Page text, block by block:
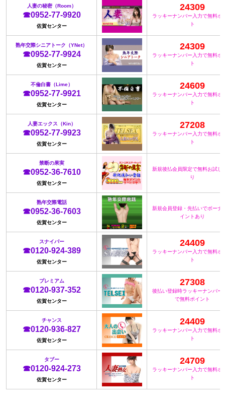
人妻の秘密（Room）
☎0952-77-9920
佐賀センター
24309
ラッキーナンバー入力で無料ポ
ト
熟年交際シニアトーク（YNet）
☎0952-77-9924
佐賀センター
24309
ラッキーナンバー入力で無料ポ
ト
不倫白書（Lime）
☎0952-77-9921
佐賀センター
24609
ラッキーナンバー入力で無料ポ
ト
人妻エックス（Kin）
☎0952-77-9923
佐賀センター
27208
ラッキーナンバー入力で無料ポ
ト
禁断の果実
☎0952-36-7610
佐賀センター
新規後払会員限定で無料お試し
り
熟年交際電話
☎0952-36-7603
佐賀センター
新規会員登録・先払いでボーナ
イントあり
スナイパー
☎0120-924-389
佐賀センター
24409
ラッキーナンバー入力で無料ポ
ト
プレミアム
☎0120-937-352
佐賀センター
27308
後払い登録時ラッキーナンバー
で無料ポイント
チャンス
☎0120-936-827
佐賀センター
24409
ラッキーナンバー入力で無料ポ
ト
タブー
☎0120-924-273
佐賀センター
24709
ラッキーナンバー入力で無料ポ
ト